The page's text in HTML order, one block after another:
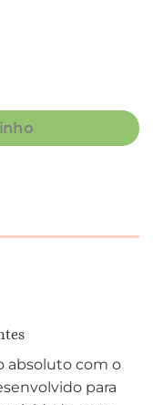
- Col. Fraga
absoluto com o
para